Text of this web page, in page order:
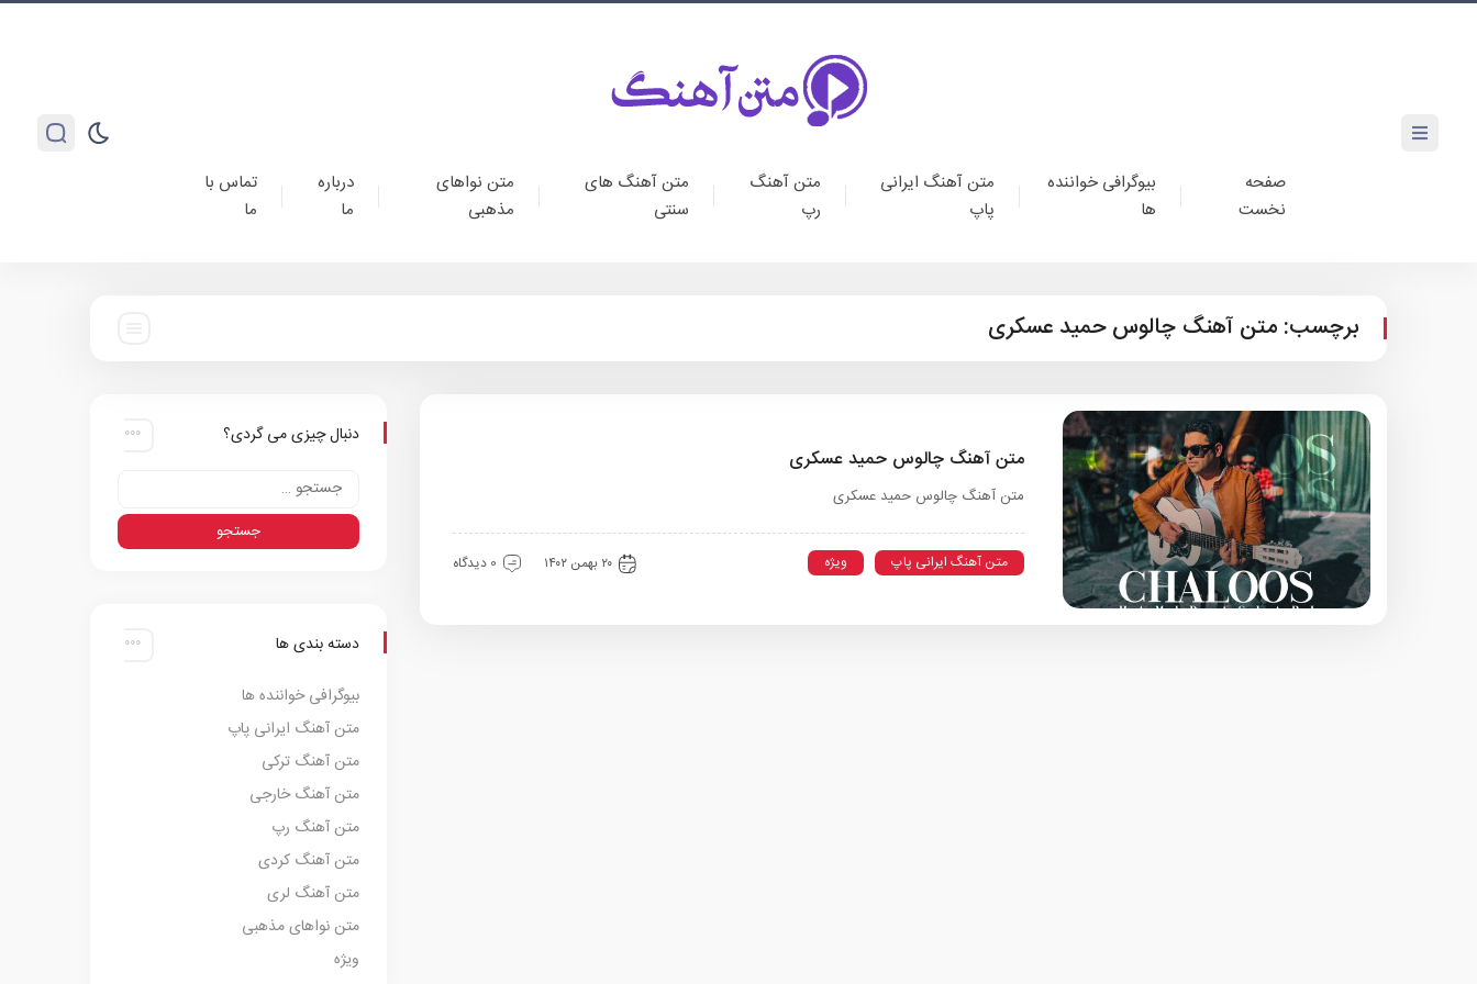
صفحه
نخست
بیوگرافی خواننده
ها
متن آهنگ ایرانی
پاپ
متن آهنگ
رپ
متن آهنگ های
سنتی
متن نواهای
مذهبی
درباره
ما
تماس با
ما
برچسب: متن آهنگ چالوس حمید عسکری
متن آهنگ چالوس حمید عسکری
متن آهنگ چالوس حمید عسکری
متن آهنگ ایرانی پاپ ویژه ۲۰ بهمن ۱۴۰۲ 0 دیدگاه
دنبال چیزی می گردی؟
دسته بندی ها
بیوگرافی خواننده ها
متن آهنگ ایرانی پاپ
متن آهنگ ترکی
متن آهنگ خارجی
متن آهنگ رپ
متن آهنگ کردی
متن آهنگ لری
متن نواهای مذهبی
ویژه